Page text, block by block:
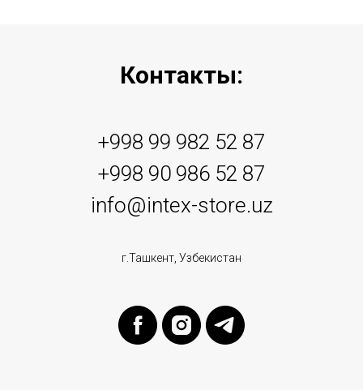
Контакты:
+998 99 982 52 87
+998 90 986 52 87
info@intex-store.uz
г.Ташкент, Узбекистан